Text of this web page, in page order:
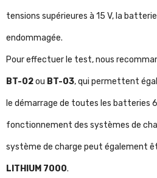
tensions supérieures à 15 V, la
endommagée.
Pour effectuer le test, nous
BT-02ou BT-03, qui permettent
le démarrage de toutes les batteries
fonctionnement des systèmes de
système de charge peut également
LITHIUM 7000.